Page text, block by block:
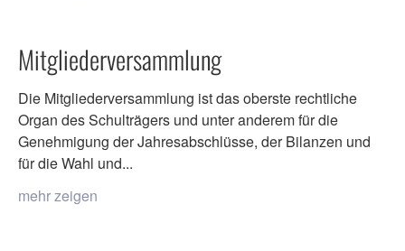
Mitgliederversammlung
Die Mitgliederversammlung ist das oberste rechtliche
Organ des Schulträgers und unter anderem für die
Genehmigung der Jahresabschlüsse, der Bilanzen und
für die Wahl und...
mehr zeigen